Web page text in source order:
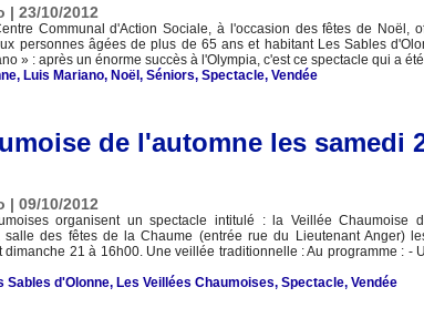
| 23/10/2012
Communal d'Action Sociale, à l'occasion des fêtes de Noël,
personnes âgées de plus de 65 ans et habitant Les Sables
» : après un énorme succès à l'Olympia, c'est ce spectacle qui a
, Luis Mariano, Noël , Séniors, Spectacle, Vendée
de l'automne les samedi
| 09/10/2012
organisent un spectacle intitulé : la Veillée Chaumoise
salle des fêtes de la Chaume (entrée rue du Lieutenant Anger)
dimanche 21 à 16h00. Une veillée traditionnelle : Au programme : -
Sables d'Olonne, Les Veillées Chaumoises, Spectacle, Vendée